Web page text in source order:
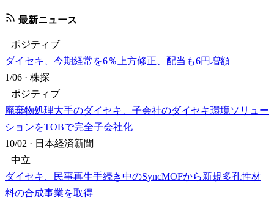
最新ニュース
ポジティブ
ダイセキ、今期経常を6％上方修正、配当も6円増額
1/06 · 株探
ポジティブ
廃棄物処理大手のダイセキ、子会社のダイセキ環境ソリュー
ションをTOBで完全子会社化
10/02 · 日本経済新聞
中立
ダイセキ、民事再生手続き中のSyncMOFから新規多孔性材
料の合成事業を取得